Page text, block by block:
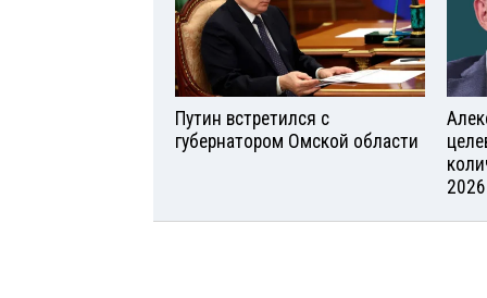
Путин встретился с
губернатором Омской области